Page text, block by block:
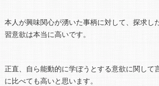
本人が興味関心が湧いた事柄に対して、探求し
習意欲は本当に高いです。
正直、自ら能動的に学ぼうとする意欲に関して
に比べても高いと思います。